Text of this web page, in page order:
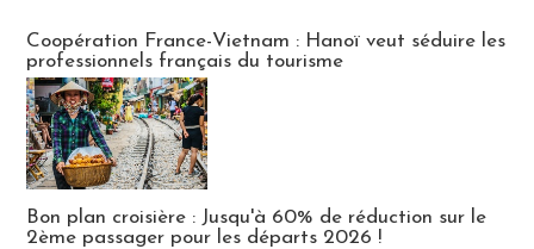
Coopération France-Vietnam : Hanoï veut séduire les
professionnels français du tourisme
Bon plan croisière : Jusqu'à 60% de réduction sur le
2ème passager pour les départs 2026 !